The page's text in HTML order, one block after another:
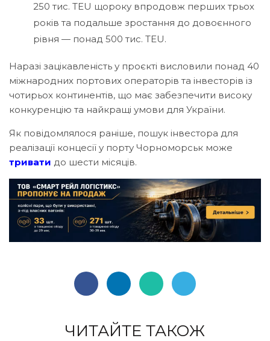
250 тис. TEU щороку впродовж перших трьох
років та подальше зростання до довоєнного
рівня — понад 500 тис. TEU.
Наразі зацікавленість у проєкті висловили понад 40
міжнародних портових операторів та інвесторів із
чотирьох континентів, що має забезпечити високу
конкуренцію та найкращі умови для України.
Як повідомлялося раніше, пошук інвестора для
реалізації концесії у порту Чорноморськ може
тривати до шести місяців.
ЧИТАЙТЕ ТАКОЖ